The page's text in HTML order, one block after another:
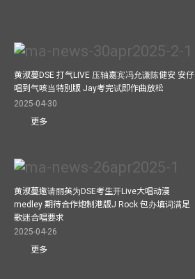
黄淑蔓DSE 打气LIVE 压轴嘉宾冯允谦陈健安 安仔
唱到气咳当特別版 Jay考完试即作曲放松
2025-04-30
更多
黄淑蔓邀请丽英为DSE考生开Live大唱动漫
medley 期待合作炮制港版J Rock 包办填词满足
歌迷合唱要求
2025-04-26
更多